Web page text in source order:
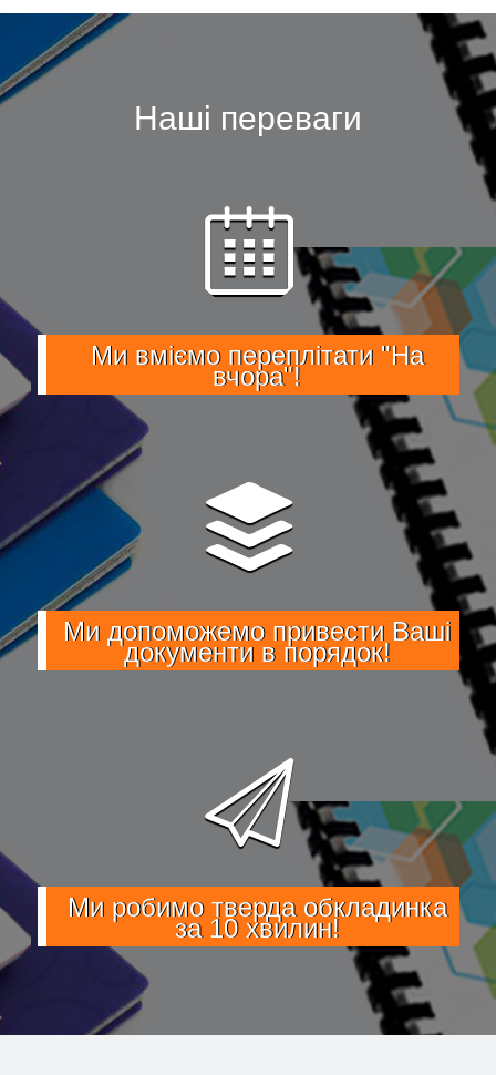
Наші переваги
Ми вміємо переплітати "На
вчора"!
Ми допоможемо привести Ваші
документи в порядок!
Ми робимо тверда обкладинка
за 10 хвилин!